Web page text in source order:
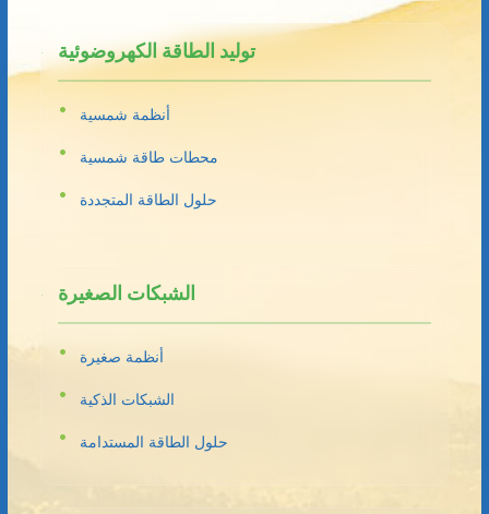
توليد الطاقة الكهروضوئية
أنظمة شمسية
محطات طاقة شمسية
حلول الطاقة المتجددة
الشبكات الصغيرة
أنظمة صغيرة
الشبكات الذكية
حلول الطاقة المستدامة